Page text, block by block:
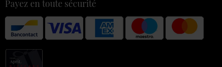
Payez en toute sécurité